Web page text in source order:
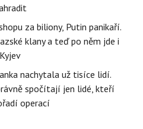
za biliony, Putin panikaří.
klany a teď po něm jde i
Kyjev
nachytala už tisíce lidí.
spočítají jen lidé, kteří
operací